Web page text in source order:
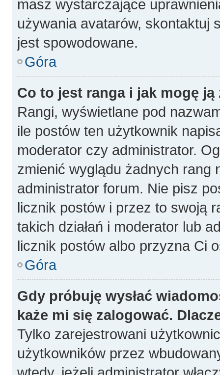
masz wystarczające
używania avatarów, skontaktuj
jest spowodowane.
Góra
Co to jest ranga i jak mogę ją
Rangi, wyświetlane pod
ile postów ten użytkownik
moderator czy administrator.
zmienić wyglądu żadnych rang
administrator forum. Nie pisz
licznik postów i przez to swoją
takich działań i moderator lub
licznik postów albo przyzna Ci
Góra
Gdy próbuję wysłać
każe mi się zalogować.
Tylko zarejestrowani
użytkowników przez